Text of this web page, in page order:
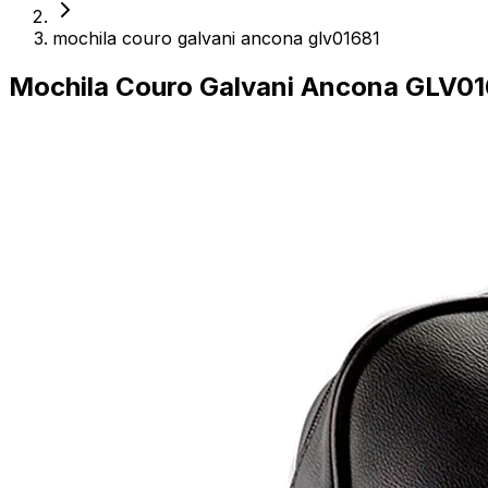
mochila couro galvani ancona glv01681
Mochila Couro Galvani Ancona